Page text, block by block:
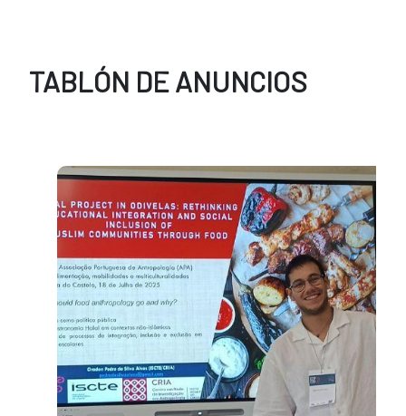
TABLÓN DE ANUNCIOS